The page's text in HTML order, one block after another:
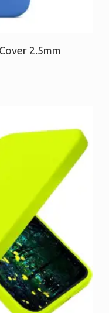
2.5mm